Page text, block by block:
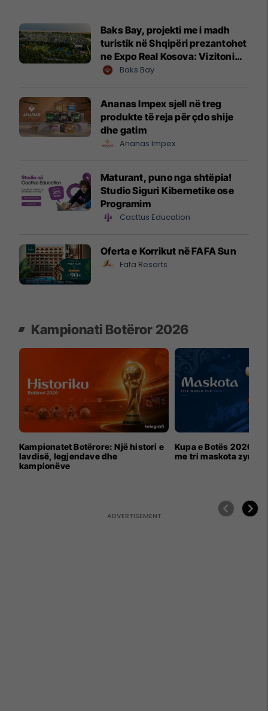
Baks Bay, projekti me i madh
turistik në Shqipëri prezantohet
ne Expo Real Kosova: Vizitoni
shtandin dhe zbuloni
Baks Bay
Ananas Impex sjell në treg
produkte të reja për çdo shije
dhe gatim
Ananas Impex
Maturant, puno nga shtëpia!
Studio Siguri Kibernetike ose
Programim
Cacttus Education
Oferta e Korrikut në FAFA Sun
Fafa Resorts
Kampionati Botëror 2026
Kampionatet Botërore: Një histori e
lavdisë, legjendave dhe
kampionëve
Kupa e Botës 2026
me tri maskota zyrtare